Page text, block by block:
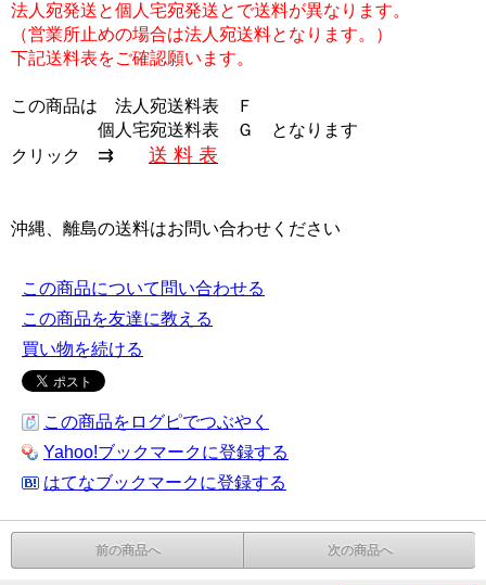
法人宛発送と個人宅宛発送とで送料が異なります。
（営業所止めの場合は法人宛送料となります。）
下記送料表をご確認願います。
この商品は 法人宛送料表 Ｆ
個人宅宛送料表 Ｇ
となります
クリック ⇉ 送 料 表
沖縄、離島の送料はお問い合わせください
この商品について問い合わせる
この商品を友達に教える
買い物を続ける
この商品をログピでつぶやく
Yahoo!ブックマークに登録する
はてなブックマークに登録する
前の商品へ 次の商品へ